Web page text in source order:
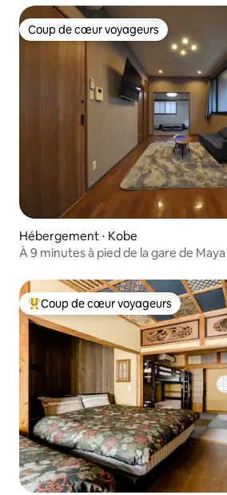
plein centre d'Osaka
Coup de cœur voyageurs
Coup de cœur voyageurs
Hébergement ⋅ Kobe
À 9 minutes à pied de la gare de
commerçant de Suidoji
Coups de cœur voyageurs les plus
Coup de cœur voyageurs